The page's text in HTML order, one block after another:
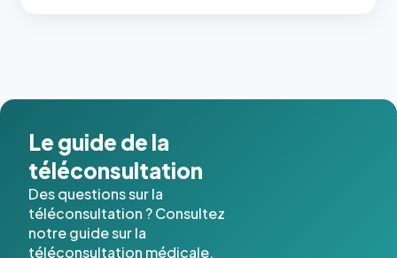
Le guide de la
téléconsultation
Des questions sur la
téléconsultation ? Consultez
notre guide sur la
téléconsultation médicale.